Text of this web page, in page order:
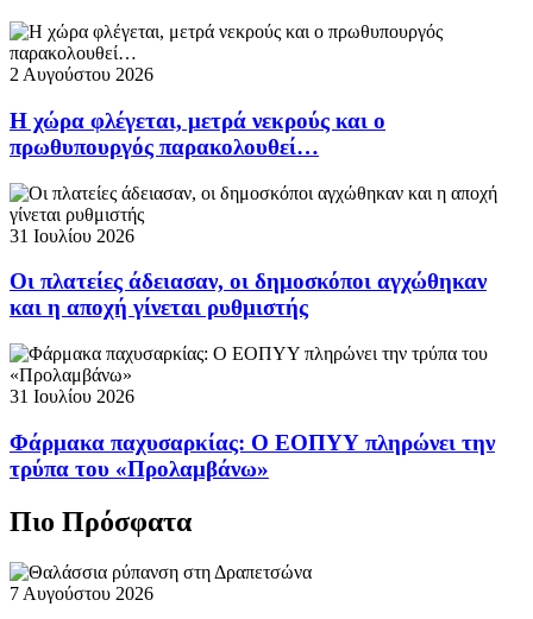
2 Αυγούστου 2026
Η χώρα φλέγεται, μετρά νεκρούς και ο
πρωθυπουργός παρακολουθεί…
31 Ιουλίου 2026
Οι πλατείες άδειασαν, οι δημοσκόποι αγχώθηκαν
και η αποχή γίνεται ρυθμιστής
31 Ιουλίου 2026
Φάρμακα παχυσαρκίας: Ο ΕΟΠΥΥ πληρώνει την
τρύπα του «Προλαμβάνω»
Πιο Πρόσφατα
7 Αυγούστου 2026